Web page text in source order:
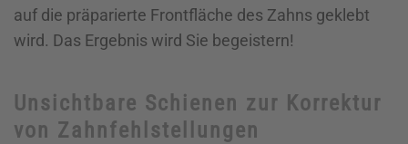
auf die präparierte Frontfläche des Zahns geklebt
wird. Das Ergebnis wird Sie begeistern!
Unsichtbare Schienen zur Korrektur
von Zahnfehlstellungen